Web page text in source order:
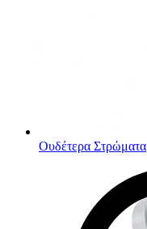
Ουδέτερα Στρώματα